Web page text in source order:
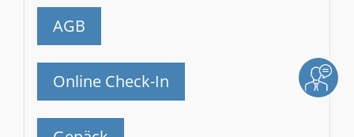
AGB
Online Check-In